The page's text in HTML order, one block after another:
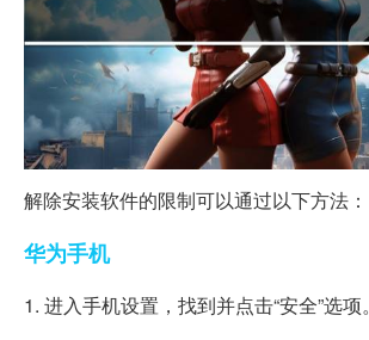
解除安装软件的限制可以通过以下方法：
华为手机
1. 进入手机设置，找到并点击“安全”选项。